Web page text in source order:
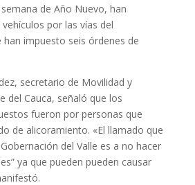
de Año Nuevo, han
por las vías del
impuesto seis órdenes de
secretario de Movilidad y
del Cauca, señaló que los
fueron por personas que
de alicoramiento. «El llamado que
del Valle es a no hacer
ya que pueden pueden causar